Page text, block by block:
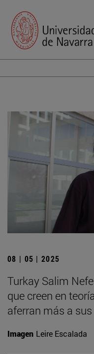
08 | 05 | 2025
Turkay Salim
que creen en
aferran más a
Imagen Leire Escalada